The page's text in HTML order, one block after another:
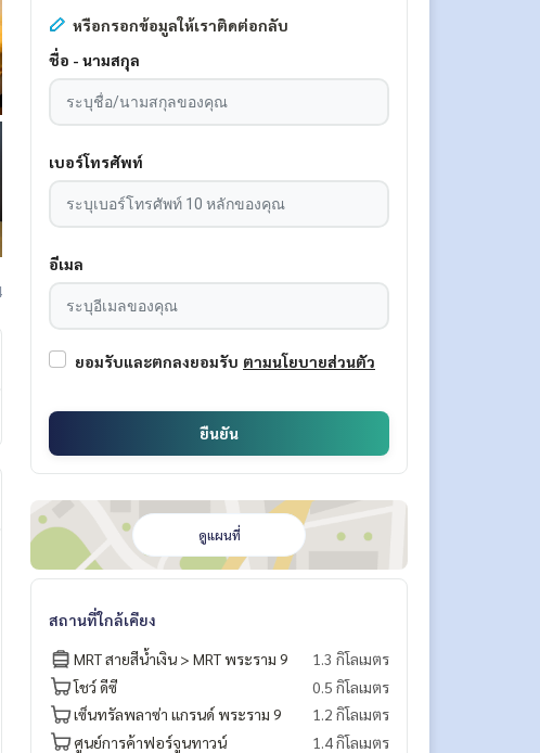
หรือกรอกข้อมูลให้เราติดต่อกลับ
ชื่อ - นามสกุล
เบอร์โทรศัพท์
อีเมล
ยอมรับและตกลงยอมรับ ตามนโยบายส่วนตัว
ยืนยัน
ดูแผนที่
สถานที่ใกล้เคียง
MRT สายสีน้ำเงิน > MRT พระราม 9
1.3 กิโลเมตร
โชว์ ดีซี
0.5 กิโลเมตร
เซ็นทรัลพลาซ่า แกรนด์ พระราม 9
1.2 กิโลเมตร
ศูนย์การค้าฟอร์จูนทาวน์
1.4 กิโลเมตร